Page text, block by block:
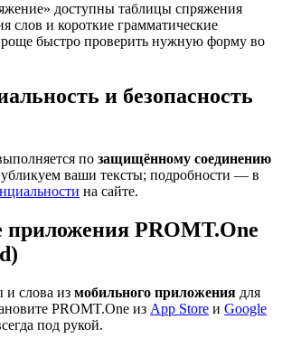
доступны таблицы спряжения
слов и короткие грамматические
быстро проверить нужную форму во
и безопасность
по защищённому соединению
ваши тексты; подробности — в
на сайте.
PROMT.One
и слова из мобильного приложения для
PROMT.One из App Store и Google
под рукой.